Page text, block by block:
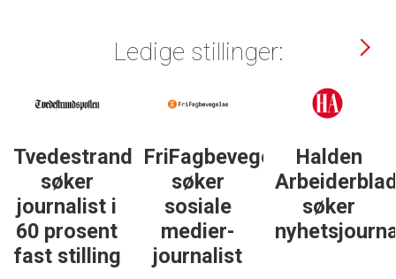
Ledige stillinger:
Tvedestrandsposten
søker
journalist i
60 prosent
fast stilling
FriFagbevegelse
søker
sosiale
medier-
journalist
Halden
søker